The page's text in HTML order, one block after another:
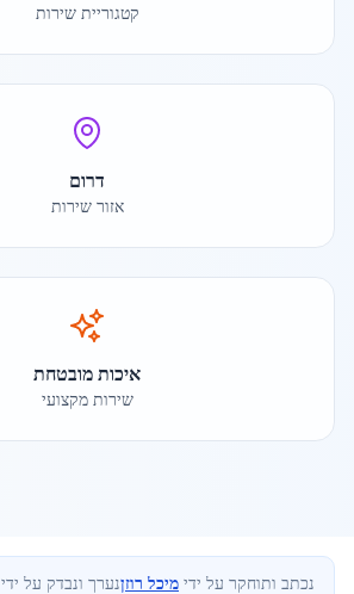
קטגוריית שירות
דרום
אזור שירות
איכות מובטחת
שירות מקצועי
נכתב ותוחקר על ידי מיכל רוזןנערך ונבדק על ידי